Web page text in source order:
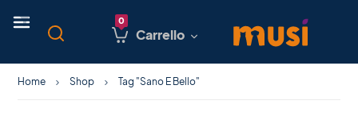
Carrello
Home Shop Tag "Sano E Bello"